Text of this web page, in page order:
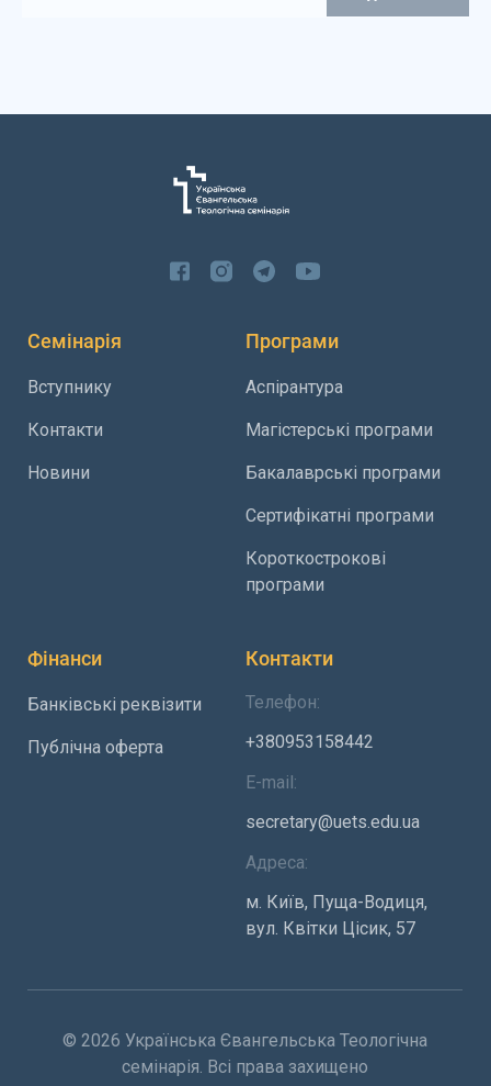
Семінарія
Вступнику
Контакти
Новини
Програми
Аспірантура
Магістерські програми
Бакалаврські програми
Сертифікатні програми
Короткострокові
програми
Фінанси
Банківські реквізити
Публічна оферта
Контакти
Телефон:
+380953158442
E-mail:
secretary@uets.edu.ua
Адреса:
м. Київ, Пуща-Водиця,
вул. Квітки Цісик, 57
© 2026 Українська Євангельська Теологічна
семінарія. Всі права захищено